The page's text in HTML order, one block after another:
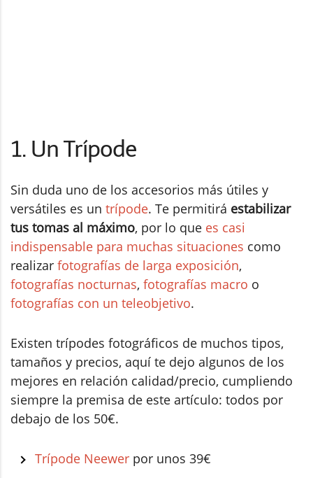
1. Un Trípode
Sin duda uno de los accesorios más útiles y
versátiles es un trípode. Te permitirá estabilizar
tus tomas al máximo, por lo que es casi
indispensable para muchas situaciones como
realizar fotografías de larga exposición,
fotografías nocturnas, fotografías macro o
fotografías con un teleobjetivo.
Existen trípodes fotográficos de muchos tipos,
tamaños y precios, aquí te dejo algunos de los
mejores en relación calidad/precio, cumpliendo
siempre la premisa de este artículo: todos por
debajo de los 50€.
Trípode Neewer por unos 39€